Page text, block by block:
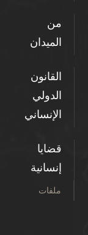
من
الميدان
القانون
الدولي
الإنساني
قضايا
إنسانية
ملفات